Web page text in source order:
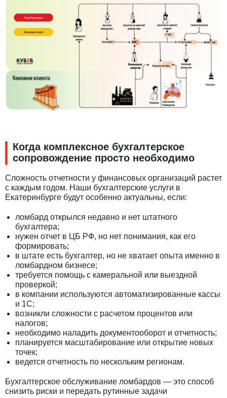
Когда комплексное бухгалтерское
сопровождение просто необходимо
Сложность отчетности у финансовых организаций растет
с каждым годом. Наши бухгалтерские услуги в
Екатеринбурге будут особенно актуальны, если:
ломбард открылся недавно и нет штатного
бухгалтера;
нужен отчет в ЦБ РФ, но нет понимания, как его
формировать;
в штате есть бухгалтер, но не хватает опыта именно в
ломбардном бизнесе;
требуется помощь с камеральной или выездной
проверкой;
в компании используются автоматизированные кассы
и 1С;
возникли сложности с расчетом процентов или
налогов;
необходимо наладить документооборот и отчетность;
планируется масштабирование или открытие новых
точек;
ведется отчетность по нескольким регионам.
Бухгалтерское обслуживание ломбардов — это способ
снизить риски и передать рутинные задачи